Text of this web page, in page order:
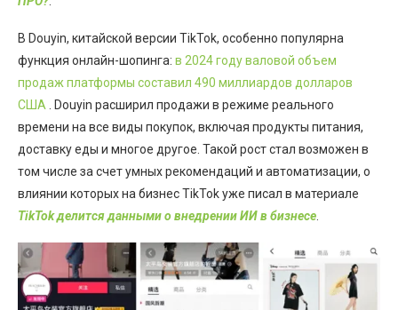
В Douyin, китайской версии TikTok, особенно популярна
функция онлайн-шопинга: в 2024 году валовой объем
продаж платформы составил 490 миллиардов долларов
США . Douyin расширил продажи в режиме реального
времени на все виды покупок, включая продукты питания,
доставку еды и многое другое. Такой рост стал возможен в
том числе за счет умных рекомендаций и автоматизации, о
влиянии которых на бизнес TikTok уже писал в материале
TikTok делится данными о внедрении ИИ в бизнесе